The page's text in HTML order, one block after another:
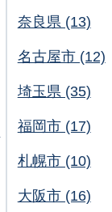
奈良県 (13)
名古屋市 (12)
埼玉県 (35)
福岡市 (17)
札幌市 (10)
大阪市 (16)